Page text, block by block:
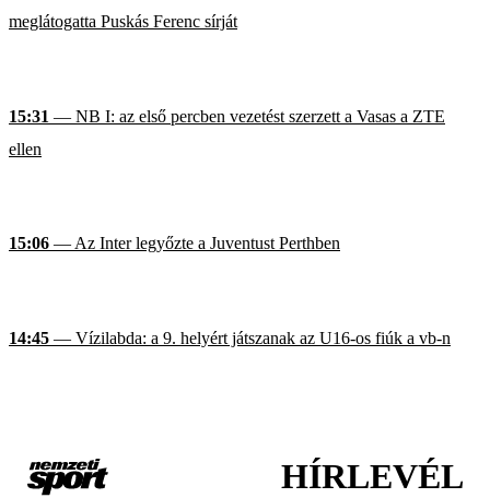
meglátogatta Puskás Ferenc sírját
15:31 — NB I: az első percben vezetést szerzett a Vasas a ZTE
ellen
15:06 — Az Inter legyőzte a Juventust Perthben
14:45 — Vízilabda: a 9. helyért játszanak az U16-os fiúk a vb-n
HÍRLEVÉL